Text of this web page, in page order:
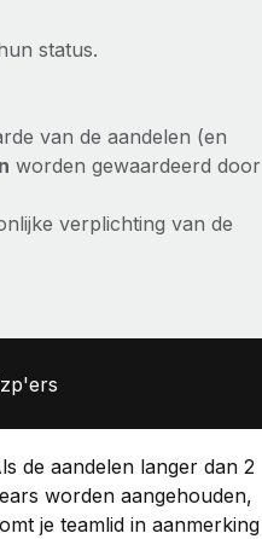
status.
van de aandelen (en
worden gewaardeerd door
verplichting van de
de aandelen langer dan 2
worden aangehouden,
je teamlid in aanmerking